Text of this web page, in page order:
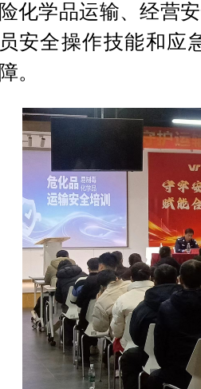
险化学品运输、经营
员安全操作技能和应
障。